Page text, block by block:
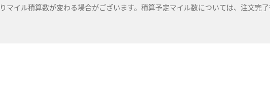
マイル積算数が変わる場合がございます。積算予定マイル数については、注文完